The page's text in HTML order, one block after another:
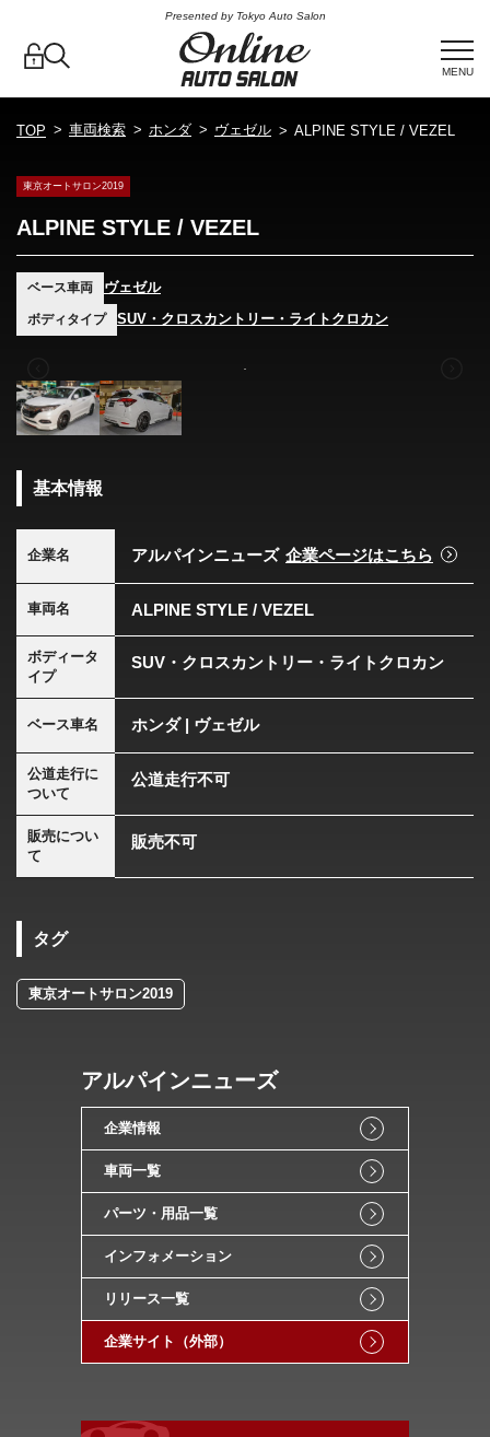
Presented by Tokyo Auto Salon
MENU
TOP 車両検索 ホンダ ヴェゼル ALPINE STYLE / VEZEL
東京オートサロン2019
ALPINE STYLE / VEZEL
ベース車両 ヴェゼル
ボディタイプ SUV・クロスカントリー・ライトクロカン
基本情報
企業名 アルパインニューズ 企業ページはこちら
車両名 ALPINE STYLE / VEZEL
ボディータ
イプ
SUV・クロスカントリー・ライトクロカン
ベース車名 ホンダ | ヴェゼル
公道走行に
ついて
公道走行不可
販売につい
て
販売不可
タグ
東京オートサロン2019
アルパインニューズ
企業情報
車両一覧
パーツ・用品一覧
インフォメーション
リリース一覧
企業サイト（外部）